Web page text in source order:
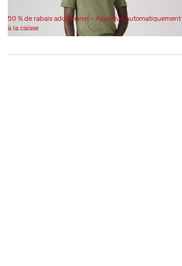
Price
is
Original
Price
59,95 $
50 % de rabais additionnel - Appliqué automatiquement
à la caisse